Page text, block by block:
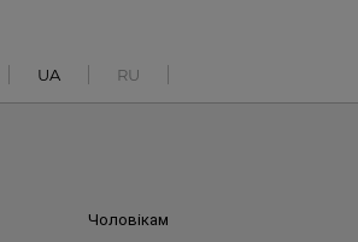
UA RU
Чоловікам